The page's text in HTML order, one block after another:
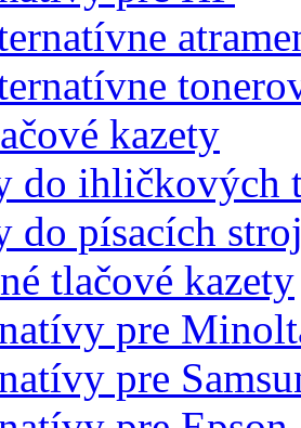
kazety
do ihličkových
do písacích
tlačové kazety
pre
pre